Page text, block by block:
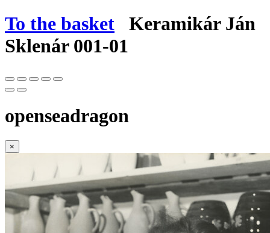
To the basket Keramikár Ján
Sklenár 001-01
openseadragon
×